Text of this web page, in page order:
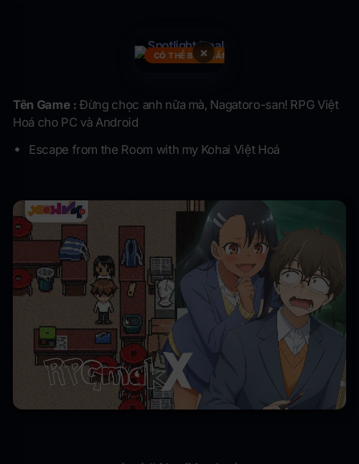
×
CÓ THỂ BẠN CẦN
Tên Game :Đừng chọc anh nữa mà, Nagatoro-san! RPG Việt
Hoá cho PC và Android
Escape from the Room with my Kohai Việt Hoá